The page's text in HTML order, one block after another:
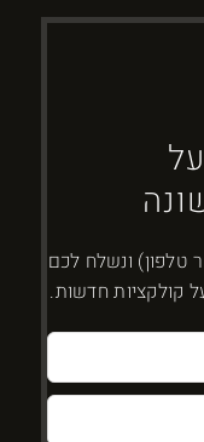
על
טלפון) ונשלח לכם
קולקציות חדשות.